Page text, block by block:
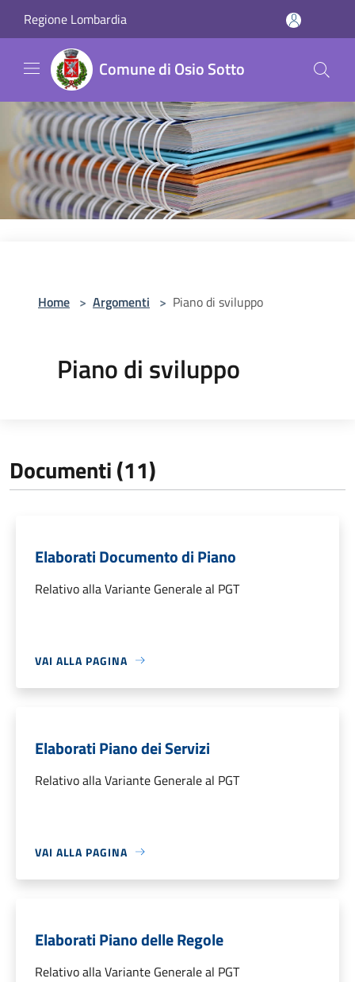
Regione Lombardia
Comune di Osio Sotto
Home > Argomenti > Piano di sviluppo
Piano di sviluppo
Documenti (11)
Elaborati Documento di Piano
Relativo alla Variante Generale al PGT
VAI ALLA PAGINA
Elaborati Piano dei Servizi
Relativo alla Variante Generale al PGT
VAI ALLA PAGINA
Elaborati Piano delle Regole
Relativo alla Variante Generale al PGT